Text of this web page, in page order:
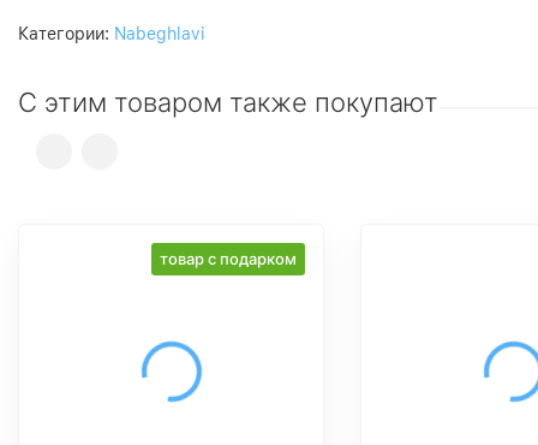
Категории: Nabeghlavi
С этим товаром также покупают
товар с подарком